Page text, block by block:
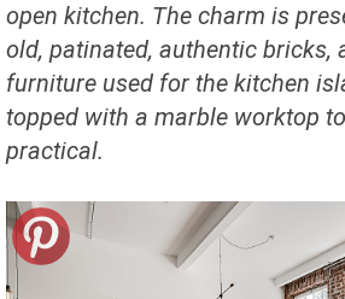
open kitchen. The charm is
old, patinated, authentic bricks,
furniture used for the kitchen
topped with a marble worktop
practical.